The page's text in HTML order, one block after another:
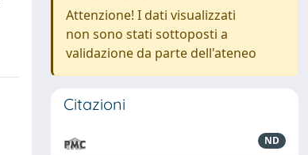
Attenzione! I dati visualizzati
non sono stati sottoposti a
validazione da parte dell'ateneo
Citazioni
ND